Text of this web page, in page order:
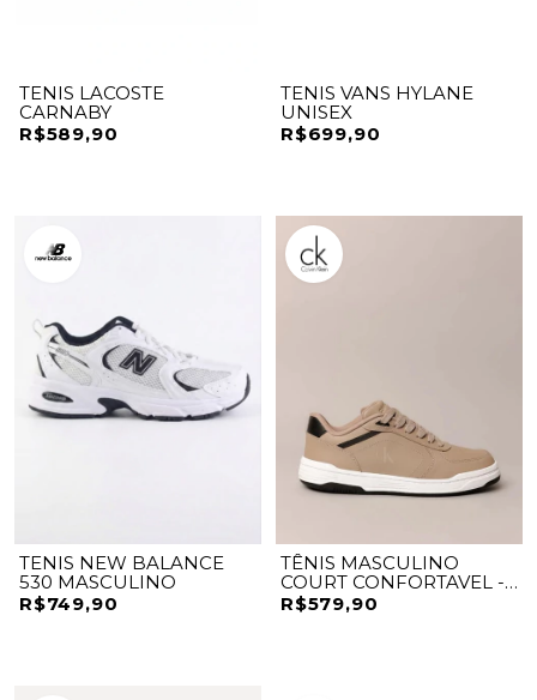
TENIS LACOSTE
CARNABY
R$589,90
TENIS VANS HYLANE
UNISEX
R$699,90
TENIS NEW BALANCE
530 MASCULINO
R$749,90
TÊNIS MASCULINO
COURT CONFORTAVEL -
CALVIN KLEIN JEANS
R$579,90